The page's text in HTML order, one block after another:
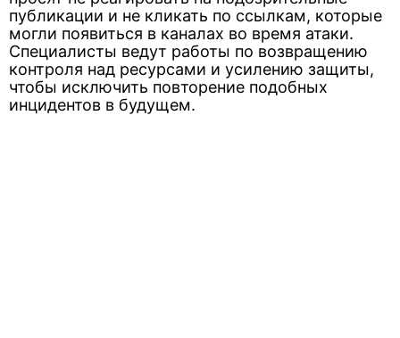
публикации и не кликать по ссылкам, которые
могли появиться в каналах во время атаки.
Специалисты ведут работы по возвращению
контроля над ресурсами и усилению защиты,
чтобы исключить повторение подобных
инцидентов в будущем.